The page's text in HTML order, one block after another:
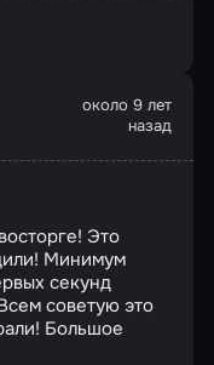
около 9 лет
назад
Это
Минимум
секунд
советую это
Большое